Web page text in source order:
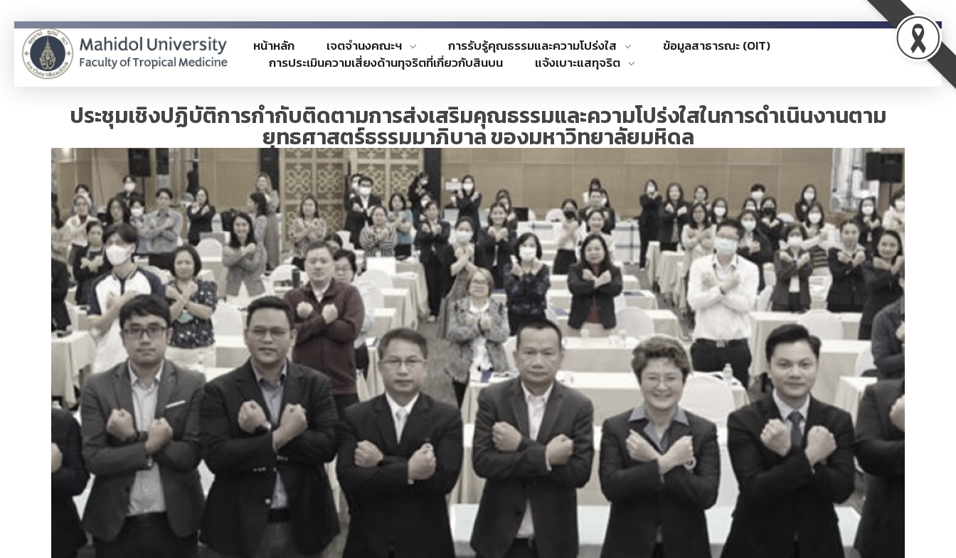
หน้าหลัก เจตจำนงคณะฯ การรับรู้คุณธรรมและความโปร่งใส
ข้อมูลสาธารณะ (OIT)
การประเมินความเสี่ยงด้านทุจริตที่เกี่ยวกับสินบน
แจ้งเบาะแสทุจริต
ประชุมเชิงปฏิบัติการกำกับติดตามการส่งเสริมคุณธรรมและความโปร่งใสในการดำเนินงานตาม
ยุทธศาสตร์ธรรมมาภิบาล ของมหาวิทยาลัยมหิดล